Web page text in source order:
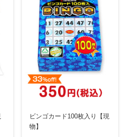
ビンゴカード100枚入り【現
物】